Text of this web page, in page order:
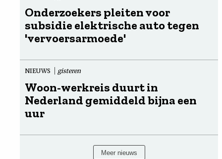
Onderzoekers pleiten voor
subsidie elektrische auto tegen
'vervoersarmoede'
NIEUWS gisteren
Woon-werkreis duurt in
Nederland gemiddeld bijna een
uur
Meer nieuws